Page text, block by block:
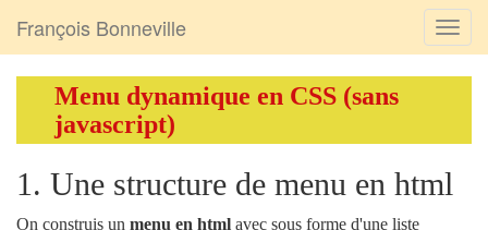
François Bonneville
Menu dynamique en CSS (sans
javascript)
1. Une structure de menu en html
On construis un menu en html avec sous forme d'une liste